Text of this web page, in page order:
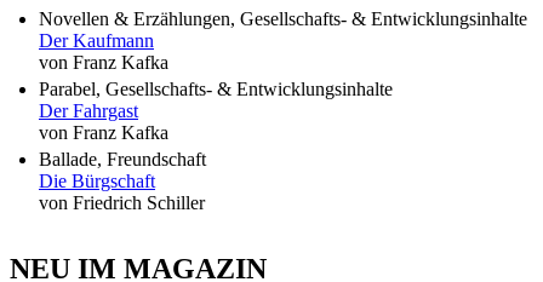
Novellen & Erzählungen, Gesellschafts- & Entwicklungsinhalte
Der Kaufmann
von Franz Kafka
Parabel, Gesellschafts- & Entwicklungsinhalte
Der Fahrgast
von Franz Kafka
Ballade, Freundschaft
Die Bürgschaft
von Friedrich Schiller
NEU IM MAGAZIN